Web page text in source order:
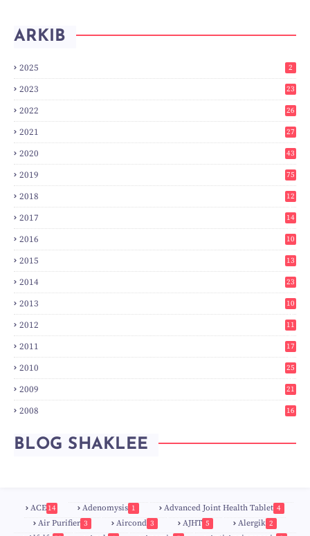
ARKIB
2025 2
2023 23
2022 26
2021 27
2020 43
2019 75
2018
12
8
2017
14
2016
10
3
2015
13
7
2014
23
2
2013
10
0
2012
11
3
2011
17
2010
25
0
2009
21
2008
16
BLOG SHAKLEE
ACE 14 Adenomysis 1 Advanced Joint Health Tablet 4
Air Purifier 3 Aircond 3 AJHT 5 Alergik 2